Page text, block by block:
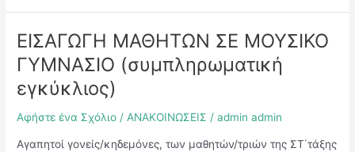
ΕΙΣΑΓΩΓΗ ΜΑΘΗΤΩΝ ΣΕ ΜΟΥΣΙΚΟ
ΓΥΜΝΑΣΙΟ (συμπληρωματική
εγκύκλιος)
Αφήστε ένα Σχόλιο / ΑΝΑΚΟΙΝΩΣΕΙΣ /admin admin
Αγαπητοί γονείς/κηδεμόνες, των μαθητών/τριών της ΣΤ΄τάξης
ΕΙΣΑΓΩΓΗ
ΜΑΘΗΤΩΝ
ΣΕ
ΜΟΥΣΙΚΟ
(συμπληρωματική
εγκύκλιος)